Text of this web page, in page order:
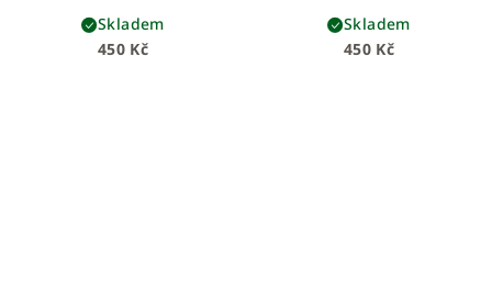
šedou mašlí
450 Kč
Skladem
růžičkovou mašlí
450 Kč
Skladem